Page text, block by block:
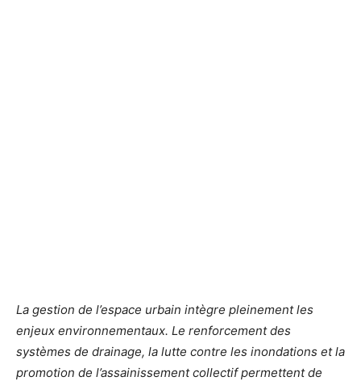
La gestion de l’espace urbain intègre pleinement les
enjeux environnementaux. Le renforcement des
systèmes de drainage, la lutte contre les inondations et la
promotion de l’assainissement collectif permettent de